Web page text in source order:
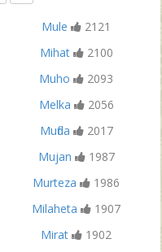
Mule
2121
Mihat
2100
Muho
2093
Melka
2056
Mufida
2017
Mujan
1987
Murteza
1986
Milaheta
1907
Mirat
1902